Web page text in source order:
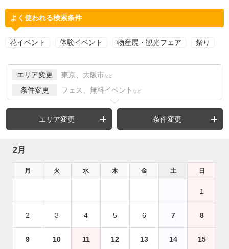
よく使われる検索条件
花イベント 体験イベント 物産展・観光フェア 祭り
エリア変更 東京、大阪市 など
条件変更 フェス、無料イベント など
エリア変更 条件変更
2月
月 火 水 木 金 土 日
1
2 3 4 5 6 7 8
9 10 11 12 13 14 15